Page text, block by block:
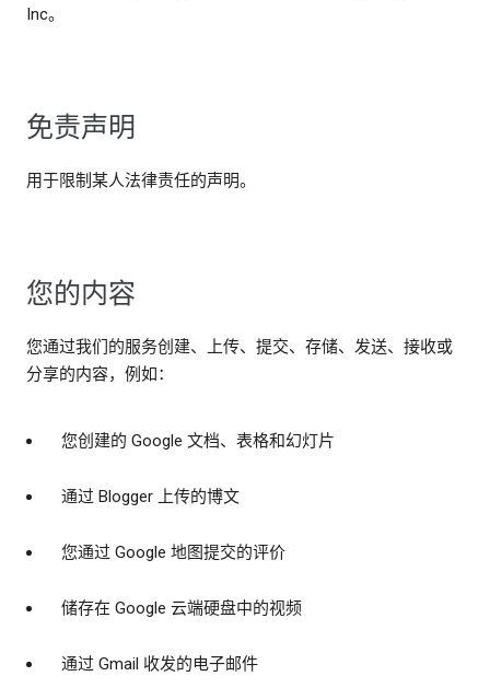
Inc。
免责声明
用于限制某人法律责任的声明。
您的内容
您通过我们的服务创建、上传、提交、存储、发送、接收或
分享的内容，例如：
您创建的 Google 文档、表格和幻灯片
通过 Blogger 上传的博文
您通过 Google 地图提交的评价
储存在 Google 云端硬盘中的视频
通过 Gmail 收发的电子邮件